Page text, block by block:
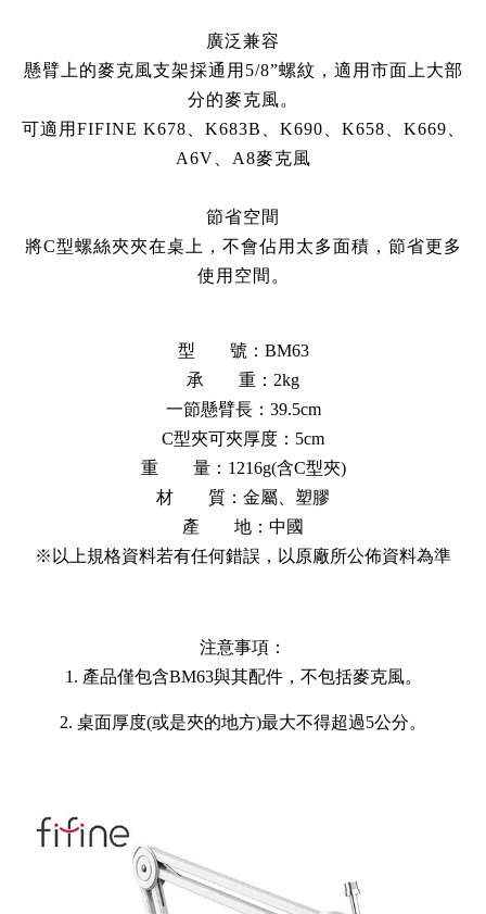
廣泛兼容
懸臂上的麥克風支架採通用5/8”螺紋，適用市面上大部
分的麥克風。
可適用FIFINE K678、K683B、K690、K658、K669、
A6V、A8麥克風
節省空間
將C型螺絲夾夾在桌上，不會佔用太多面積，節省更多
使用空間。
型 號：BM63
承 重：2kg
一節懸臂長：39.5cm
C型夾可夾厚度：5cm
重 量：1216g(含C型夾)
材 質：金屬、塑膠
產 地：中國
※以上規格資料若有任何錯誤，以原廠所公佈資料為準
注意事項：
1. 產品僅包含BM63與其配件， 不包括麥克風。
2. 桌面厚度(或是夾的地方)最大不得超過5公分。